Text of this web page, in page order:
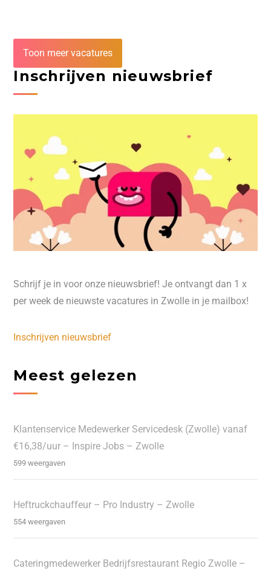
Toon meer vacatures
Inschrijven nieuwsbrief
Schrijf je in voor onze nieuwsbrief! Je ontvangt dan 1 x
per week de nieuwste vacatures in Zwolle in je mailbox!
Inschrijven nieuwsbrief
Meest gelezen
Klantenservice Medewerker Servicedesk (Zwolle) vanaf
€16,38/uur – Inspire Jobs – Zwolle
599 weergaven
Heftruckchauffeur – Pro Industry – Zwolle
554 weergaven
Cateringmedewerker Bedrijfsrestaurant Regio Zwolle –